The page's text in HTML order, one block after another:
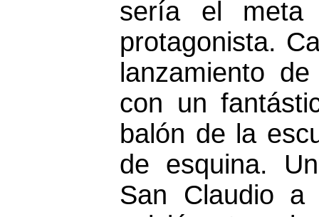
sería el meta
protagonista.
lanzamiento
con un
balón de la
de esquina.
San Claudio a